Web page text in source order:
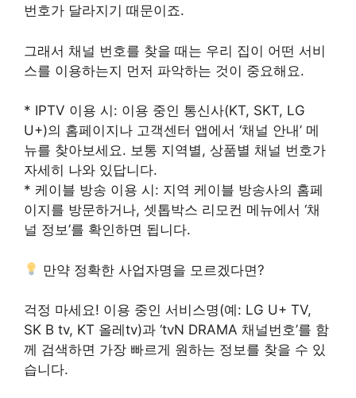
번호가 달라지기 때문이죠.
그래서 채널 번호를 찾을 때는 우리 집이 어떤 서비
스를 이용하는지 먼저 파악하는 것이 중요해요.
* IPTV 이용 시: 이용 중인 통신사(KT, SKT, LG
U+)의 홈페이지나 고객센터 앱에서 ‘채널 안내’ 메
뉴를 찾아보세요. 보통 지역별, 상품별 채널 번호가
자세히 나와 있답니다.
* 케이블 방송 이용 시: 지역 케이블 방송사의 홈페
이지를 방문하거나, 셋톱박스 리모컨 메뉴에서 ‘채
널 정보’를 확인하면 됩니다.
만약 정확한 사업자명을 모르겠다면?
걱정 마세요! 이용 중인 서비스명(예: LG U+ TV,
SK B tv, KT 올레tv)과 ‘tvN DRAMA 채널번호’를 함
께 검색하면 가장 빠르게 원하는 정보를 찾을 수 있
습니다.